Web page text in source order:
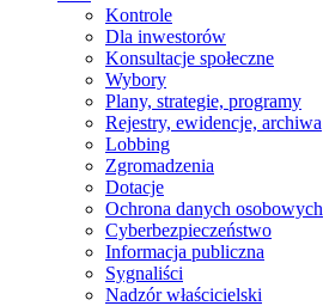
Kontrole
Dla inwestorów
Konsultacje społeczne
Wybory
Plany, strategie, programy
Rejestry, ewidencje, archiwa
Lobbing
Zgromadzenia
Dotacje
Ochrona danych osobowych
Cyberbezpieczeństwo
Informacja publiczna
Sygnaliści
Nadzór właścicielski